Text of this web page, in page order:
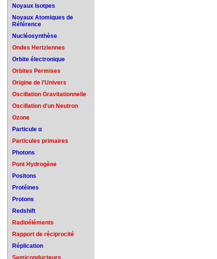
Noyaux Isotpes
Noyaux Atomiques de
Référence
Nucléosynthèse
Ondes Hertziennes
Orbite électronique
Orbites Permises
Origine de l'Univers
Oscillation Gravitationnelle
Oscillation d'un Neutron
Ozone
Particule α
Particules primaires
Photons
Pont Hydrogène
Positons
Protéines
Protons
Redshift
Radioéléments
Rapport de réciprocité
Réplication
Semiconducteurs